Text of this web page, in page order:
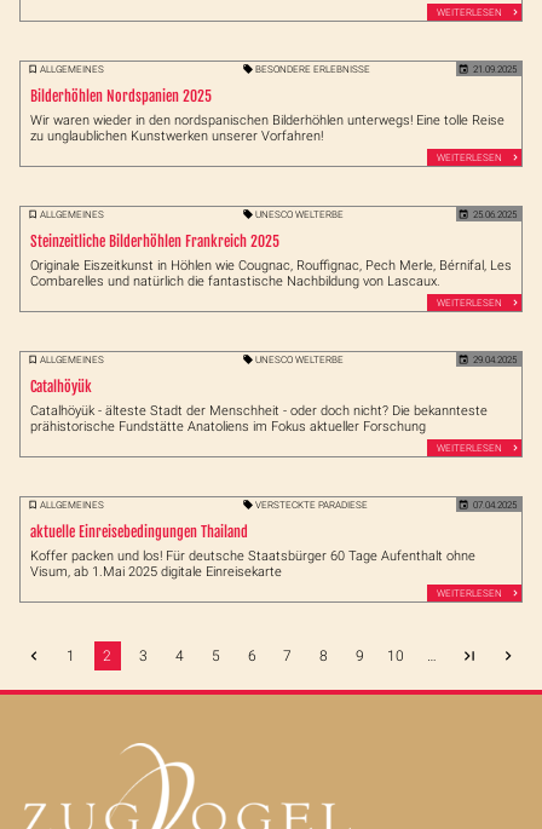
WEITERLESEN
ALLGEMEINES BESONDERE ERLEBNISSE 21.09.2025
Bilderhöhlen Nordspanien 2025
Wir waren wieder in den nordspanischen Bilderhöhlen unterwegs! Eine tolle Reise
zu unglaublichen Kunstwerken unserer Vorfahren!
WEITERLESEN
ALLGEMEINES UNESCO WELTERBE 25.06.2025
Steinzeitliche Bilderhöhlen Frankreich 2025
Originale Eiszeitkunst in Höhlen wie Cougnac, Rouffignac, Pech Merle, Bérnifal, Les
Combarelles und natürlich die fantastische Nachbildung von Lascaux.
WEITERLESEN
ALLGEMEINES UNESCO WELTERBE 29.04.2025
Catalhöyük
Catalhöyük - älteste Stadt der Menschheit - oder doch nicht? Die bekannteste
prähistorische Fundstätte Anatoliens im Fokus aktueller Forschung
WEITERLESEN
ALLGEMEINES VERSTECKTE PARADIESE 07.04.2025
aktuelle Einreisebedingungen Thailand
Koffer packen und los! Für deutsche Staatsbürger 60 Tage Aufenthalt ohne
Visum, ab 1.Mai 2025 digitale Einreisekarte
WEITERLESEN
1 2 3 4 5 6 7 8 9 10 …